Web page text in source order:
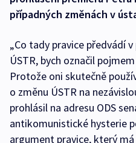
případných změnách v
„Co tady pravice předvádí
ÚSTR, bych označil
Protože oni skutečně
o změnu ÚSTR na
prohlásil na adresu ODS
antikomunistické hysterie
argument pravice, který